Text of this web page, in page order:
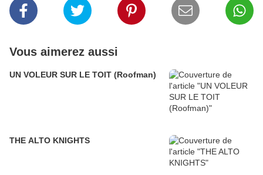
Vous aimerez aussi
UN VOLEUR SUR LE TOIT (Roofman)
THE ALTO KNIGHTS